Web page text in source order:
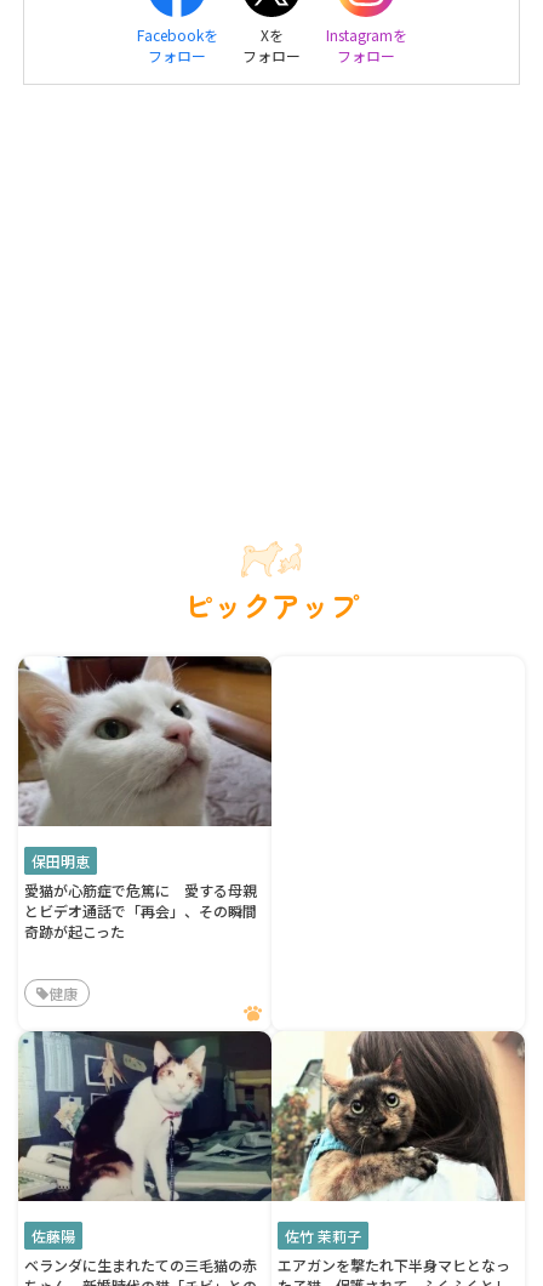
Facebookを
フォロー
Xを
フォロー
Instagramを
フォロー
ピックアップ
保田明恵
愛猫が心筋症で危篤に 愛する母親
とビデオ通話で「再会」、その瞬間
奇跡が起こった
健康
佐藤陽
ベランダに生まれたての三毛猫の赤
佐竹 茉莉子
エアガンを撃たれ下半身マヒとなっ